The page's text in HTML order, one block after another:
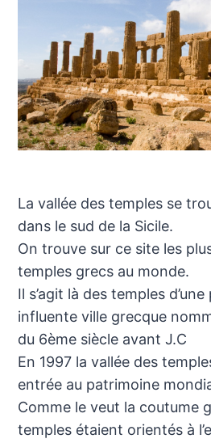
La vallée des temples se
dans le sud de la Sicile.
On trouve sur ce site les
temples grecs au monde.
Il s’agit là des temples
influente ville grecque
du 6ème siècle avant J.C
En 1997 la vallée des
entrée au patrimoine
Comme le veut la coutume
temples étaient orientés à